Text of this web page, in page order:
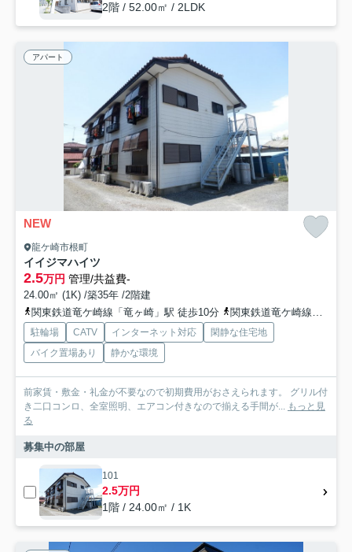
2階 / 52.00㎡ / 2LDK
アパート
NEW
龍ケ崎市根町
イイジマハイツ
2.5万円 管理/共益費-
24.00㎡ (1K) /築35年 /2階建
関東鉄道竜ケ崎線「竜ヶ崎」駅 徒歩10分
関東鉄道竜ケ崎線「入地」駅 徒歩42分
駐輪場 CATV インターネット対応
閑静な住宅地
バイク置場あり
静かな環境
前家賃・敷金・礼金が不要なので初期費用がおさえられます。 グリル付
き二口コンロ、全室照明、エアコン付きなので揃える手間が... もっと見
る
募集中の部屋
101
2.5万円
1階 / 24.00㎡ / 1K